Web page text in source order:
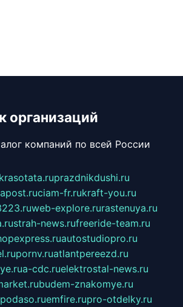
организаций
компаний по всей России
krasotata.ruprazdnikdushi.ru
ciam-fr.rukraft-you.ru
web-explore.rurastenuya.ru
strah-news.rufreeride-team.ru
autostudiopro.ru
pornv.ruatlantpereezd.ru
a-cdc.ruelektrostal-news.ru
budem-znakomye.ru
emfire.rupro-otdelky.ru